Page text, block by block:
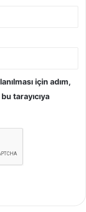
için adım,
tarayıcıya